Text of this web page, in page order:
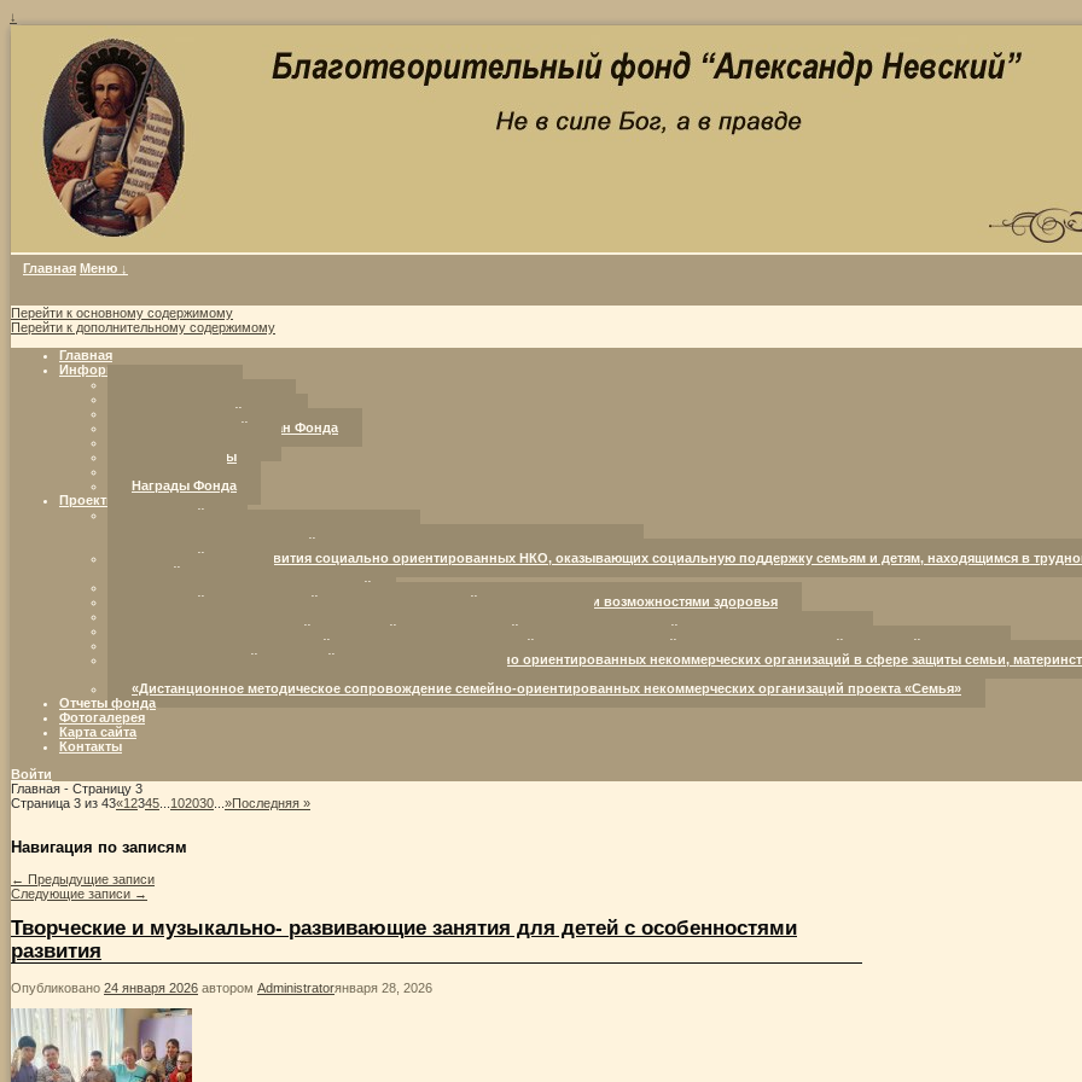
↓
Главная Меню ↓
Перейти к основному содержимому
Перейти к дополнительному содержимому
Главная
Информация о фонде
Попечительский совет
Исполнительный орган Фонда
Наши партнеры
Награды Фонда
Проекты Фонда
Ресурсный центр
партнерство в интересах детей с ограниченными возможностями здоровья.
Ресурсный центр развития социально ориентированных НКО, оказывающих социальную поддержку семьям и детям, находящимся в
жизненной ситуации.
Семья — территория возможностей
Ресурсный центр для семей, воспитывающих детей с ограниченными возможностями здоровья
Организация комплексной социальной поддержки семей, воспитывающих детей с нарушениями развития
Организация инновационной социально-коммуникативной площадки для семей, находящихся в трудной жизненной ситуации
Межрегиональный ресурсный центр развития социально ориентированных некоммерческих организаций в сфере защиты семьи,
«Дистанционное методическое сопровождение семейно-ориентированных некоммерческих организаций проекта «Семья»
Отчеты фонда
Фотогалерея
Карта сайта
Контакты
Войти
Главная - Страницу 3
Страница 3 из 43«12345 102030 »Последняя »
Навигация по записям
← Предыдущие записи
Следующие записи →
Творческие и музыкально- развивающие занятия для детей с особенностями
развития
Опубликовано 24 января 2026 автором Administratorянваря 28, 2026